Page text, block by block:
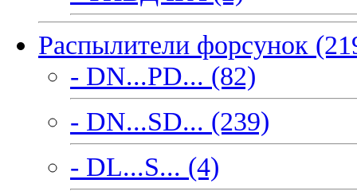
Распылители форсунок
- DN...PD... (82)
- DN...SD... (239)
- DL...S... (4)